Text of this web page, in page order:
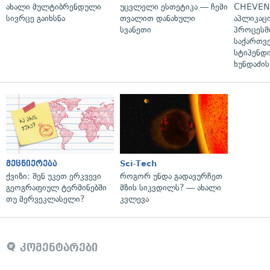
ახალი მულტიბრენდული
სივრცე გაიხსნა
უცვლელი ესთეტიკა — ჩემი
თვალით დანახული
სვანეთი
მეცნიერება
ქვიზი: შენ უკეთ ერკვევი
გეოგრაფიულ ტერმინებში
თუ მერვეკლასელი?
Sci-Tech
როგორ უნდა გადავურჩეთ
მზის სიკვდილს? — ახალი
კვლევა
კომენტარები